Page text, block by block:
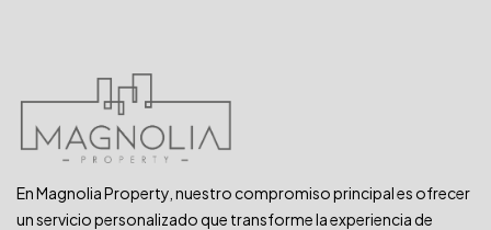
En Magnolia Property, nuestro compromiso principal es ofrecer
un servicio personalizado que transforme la experiencia de